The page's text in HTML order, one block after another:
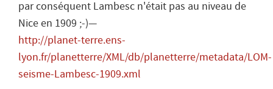
par conséquent Lambesc n'était pas au niveau de
Nice en 1909 ;-)—
http://planet-terre.ens-
lyon.fr/planetterre/XML/db/planetterre/metadata/LOM-
seisme-Lambesc-1909.xml